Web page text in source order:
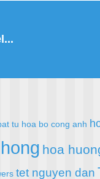
tu hoa bo cong anh
hoa
tet nguyen dan